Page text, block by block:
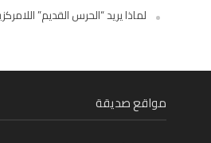
لماذا يريد “الحرس القديم”
مواقع صديقة